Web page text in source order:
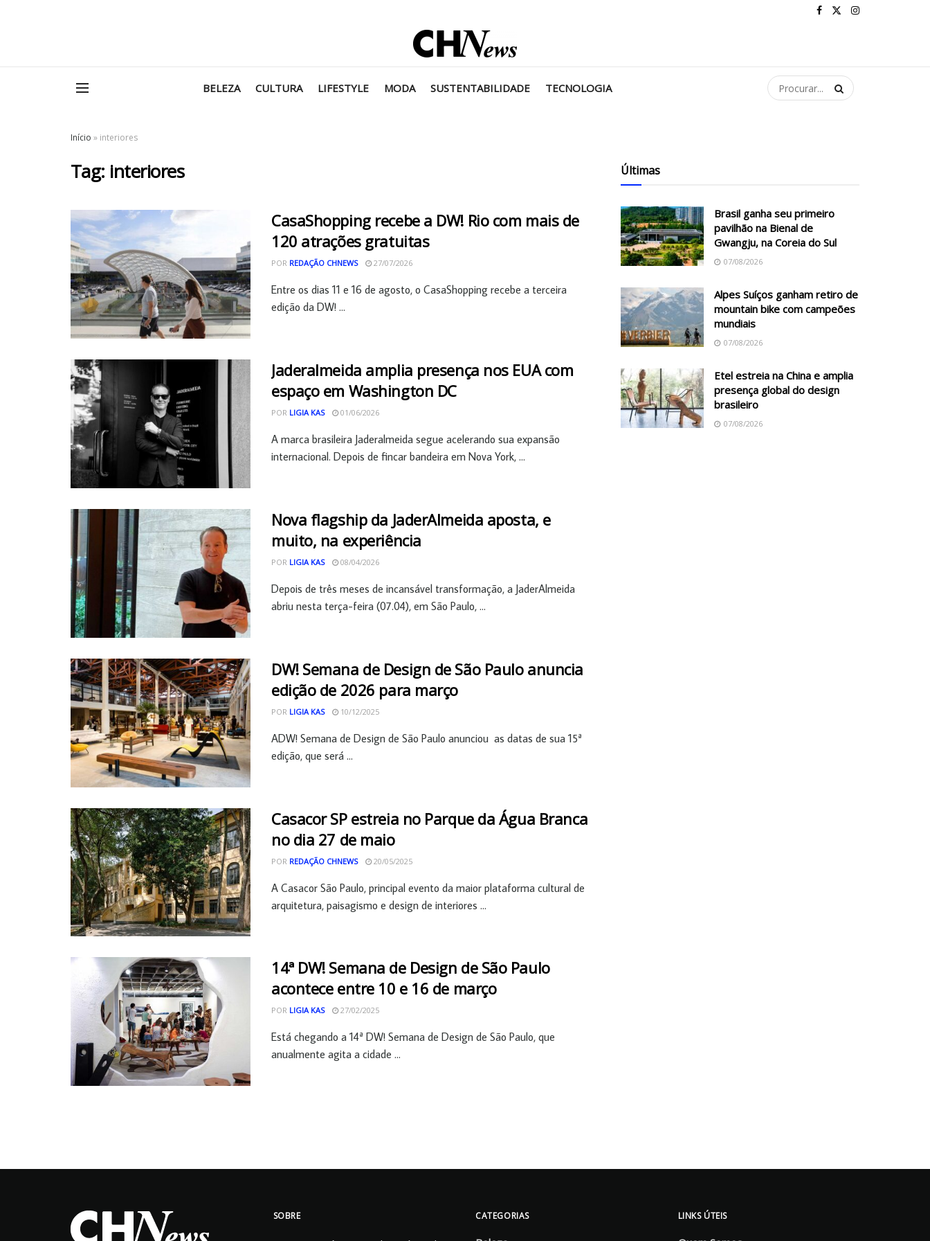
BELEZA CULTURA LIFESTYLE MODA SUSTENTABILIDADE TECNOLOGIA
Início » interiores
Tag: interiores
CasaShopping recebe a DW! Rio com mais de
120 atrações gratuitas
POR REDAÇÃO CHNEWS 27/07/2026
Entre os dias 11 e 16 de agosto, o CasaShopping recebe a terceira
edição da DW! ...
Jaderalmeida amplia presença nos EUA com
espaço em Washington DC
POR LIGIA KAS 01/06/2026
A marca brasileira Jaderalmeida segue acelerando sua expansão
internacional. Depois de fincar bandeira em Nova York, ...
Nova flagship da JaderAlmeida aposta, e
muito, na experiência
POR LIGIA KAS 08/04/2026
Depois de três meses de incansável transformação, a JaderAlmeida
abriu nesta terça-feira (07.04), em São Paulo, ...
DW! Semana de Design de São Paulo anuncia
edição de 2026 para março
POR LIGIA KAS 10/12/2025
ADW! Semana de Design de São Paulo anunciou as datas de sua 15ª
edição, que será ...
Casacor SP estreia no Parque da Água Branca
no dia 27 de maio
POR REDAÇÃO CHNEWS 20/05/2025
A Casacor São Paulo, principal evento da maior plataforma cultural de
arquitetura, paisagismo e design de interiores ...
14ª DW! Semana de Design de São Paulo
acontece entre 10 e 16 de março
POR LIGIA KAS 27/02/2025
Está chegando a 14ª DW! Semana de Design de São Paulo, que
anualmente agita a cidade ...
Últimas
Brasil ganha seu primeiro
pavilhão na Bienal de
Gwangju, na Coreia do Sul
07/08/2026
Alpes Suíços ganham retiro de
mountain bike com campeões
mundiais
07/08/2026
Etel estreia na China e amplia
presença global do design
brasileiro
07/08/2026
SOBRE CATEGORIAS LINKS ÚTEIS